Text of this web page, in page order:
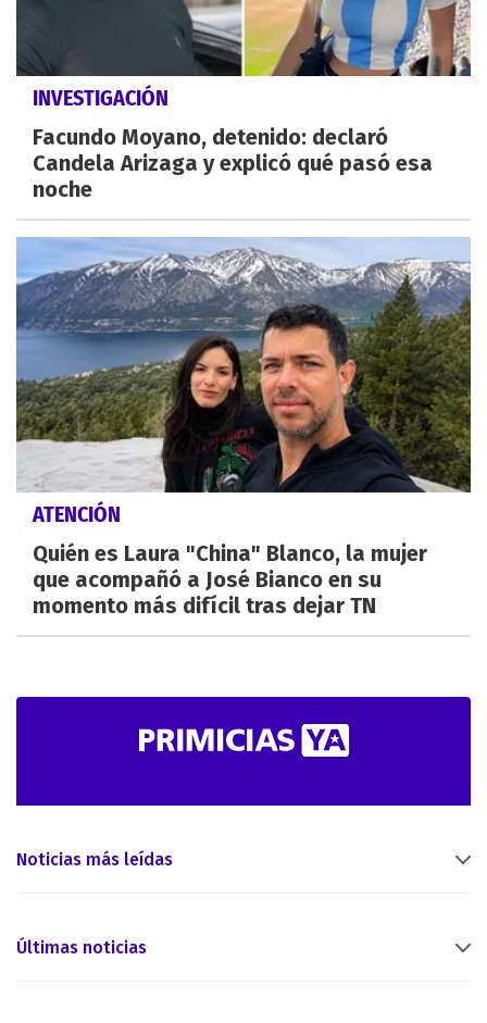
INVESTIGACIÓN
Facundo Moyano, detenido: declaró
Candela Arizaga y explicó qué pasó esa
noche
ATENCIÓN
Quién es Laura "China" Blanco, la mujer
que acompañó a José Bianco en su
momento más difícil tras dejar TN
Noticias más leídas
Últimas noticias